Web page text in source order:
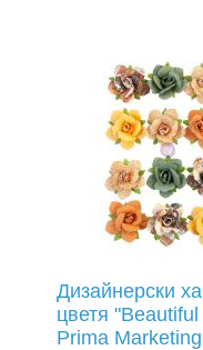
Дизайнерски
цветя
Prima Marketing